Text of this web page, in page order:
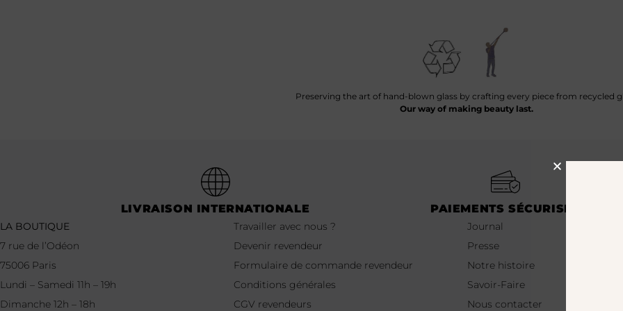
Preserving the art of hand-blown glass by crafting every piece from recycled
Our way of making beauty last.
LIVRAISON INTERNATIONALE PAIEMENTS SÉCURISÉS
LA BOUTIQUE
7 rue de l’Odéon
75006 Paris
Lundi – Samedi 11h – 19h
Dimanche 12h – 18h
Travailler avec nous ?
Devenir revendeur
Formulaire de commande revendeur
Conditions générales
CGV revendeurs
Journal
Presse
Notre histoire
Savoir-Faire
Nous contacter